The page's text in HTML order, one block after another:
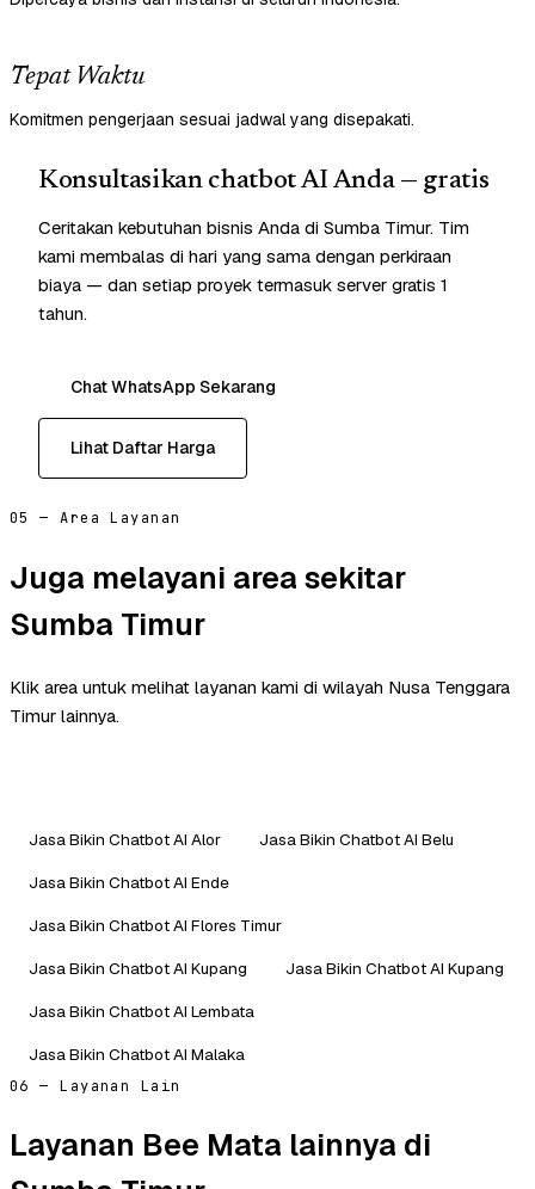
Tepat Waktu
Komitmen pengerjaan sesuai jadwal yang disepakati.
Konsultasikan chatbot AI Anda — gratis
Ceritakan kebutuhan bisnis Anda di Sumba Timur. Tim
kami membalas di hari yang sama dengan perkiraan
biaya — dan setiap proyek termasuk server gratis 1
tahun.
Chat WhatsApp Sekarang
Lihat Daftar Harga
05 — Area Layanan
Juga melayani area sekitar
Sumba Timur
Klik area untuk melihat layanan kami di wilayah Nusa Tenggara
Timur lainnya.
Jasa Bikin Chatbot AI Alor
Jasa Bikin Chatbot AI Belu
Jasa Bikin Chatbot AI Ende
Jasa Bikin Chatbot AI Flores Timur
Jasa Bikin Chatbot AI Kupang
Jasa Bikin Chatbot AI Kupang
Jasa Bikin Chatbot AI Lembata
Jasa Bikin Chatbot AI Malaka
06 — Layanan Lain
Layanan Bee Mata lainnya di